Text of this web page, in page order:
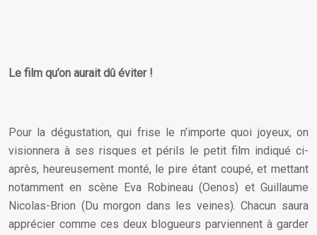
Le film qu’on aurait dû éviter !
Pour la dégustation, qui frise le n’importe quoi joyeux, on
visionnera à ses risques et périls le petit film indiqué ci-
après, heureusement monté, le pire étant coupé, et mettant
notamment en scène Eva Robineau (Oenos) et Guillaume
Nicolas-Brion (Du morgon dans les veines). Chacun saura
apprécier comme ces deux blogueurs parviennent à garder